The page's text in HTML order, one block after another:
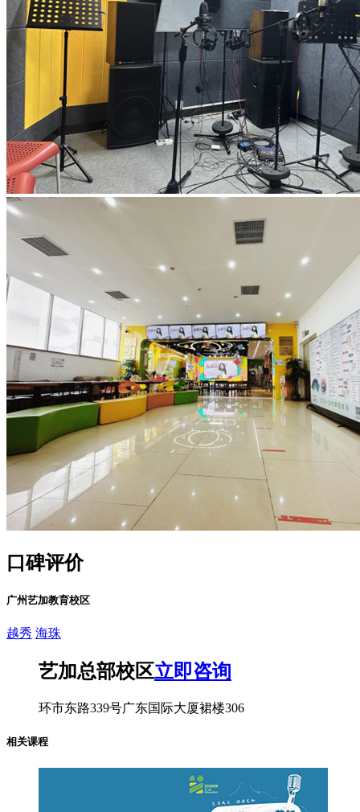
口碑评价
广州艺加教育校区
越秀 海珠
艺加总部校区立即咨询
环市东路339号广东国际大厦裙楼306
相关课程